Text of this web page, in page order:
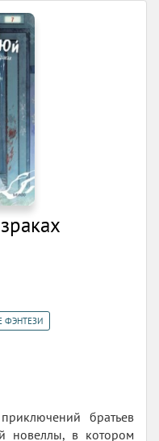
ФЭНТЕЗИ
братьев
новеллы, в котором